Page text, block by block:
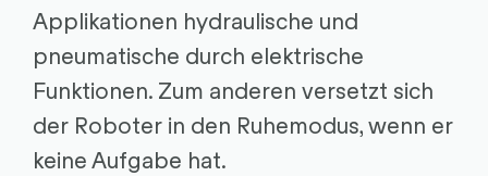
Applikationen hydraulische und
pneumatische durch elektrische
Funktionen. Zum anderen versetzt sich
der Roboter in den Ruhemodus, wenn er
keine Aufgabe hat.